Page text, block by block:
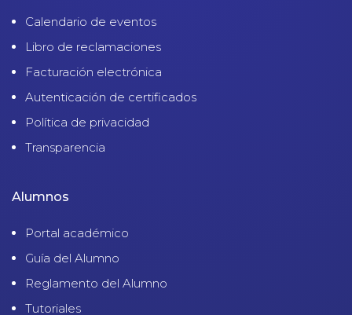
Calendario de eventos
Libro de reclamaciones
Facturación electrónica
Autenticación de certificados
Política de privacidad
Transparencia
Alumnos
Portal académico
Guía del Alumno
Reglamento del Alumno
Tutoriales